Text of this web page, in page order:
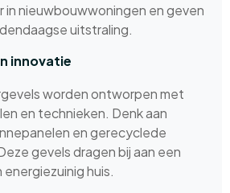
in nieuwbouwwoningen en geven
uitstraling.
innovatie
worden ontworpen met
en technieken. Denk aan
en gerecyclede
gevels dragen bij aan een
energiezuinig huis.